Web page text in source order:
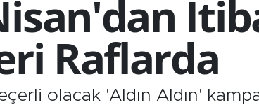
Raflarda
olacak 'Aldın Aldın'